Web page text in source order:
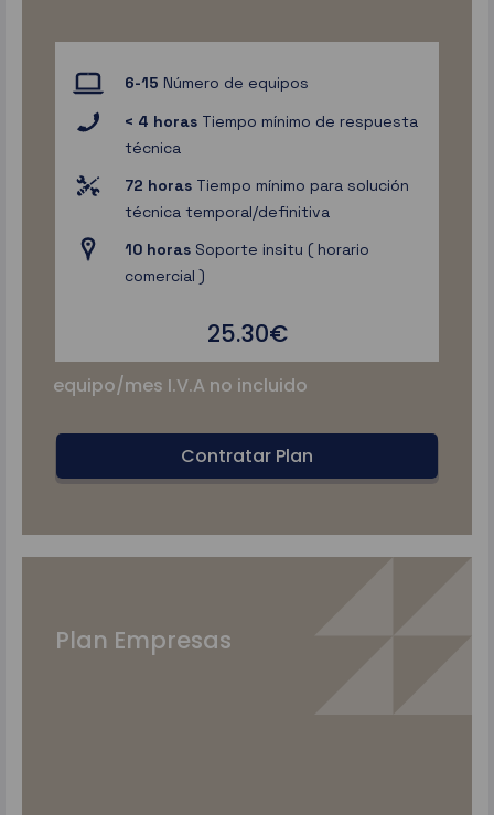
6-15 Número de equipos
< 4 horas Tiempo mínimo de respuesta
técnica
72 horas Tiempo mínimo para solución
técnica temporal/definitiva
10 horas Soporte insitu ( horario
comercial )
25.30€
equipo/mes I.V.A no incluido
Contratar Plan
Plan Empresas